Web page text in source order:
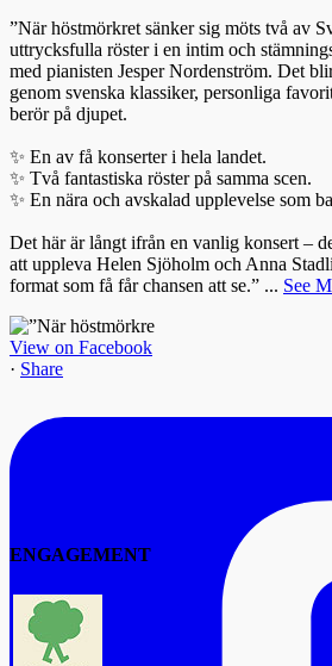
”När höstmörkret sänker sig möts två av
uttrycksfulla röster i en intim och
med pianisten Jesper Nordenström. Det
genom svenska klassiker, personliga
berör på djupet.
✨ En av få konserter i hela landet.
✨ Två fantastiska röster på samma scen.
✨ En nära och avskalad upplevelse som
Det här är långt ifrån en vanlig konsert –
att uppleva Helen Sjöholm och Anna
format som få får chansen att se.” ... See
View on Facebook
· Share
ENGAGEMENT